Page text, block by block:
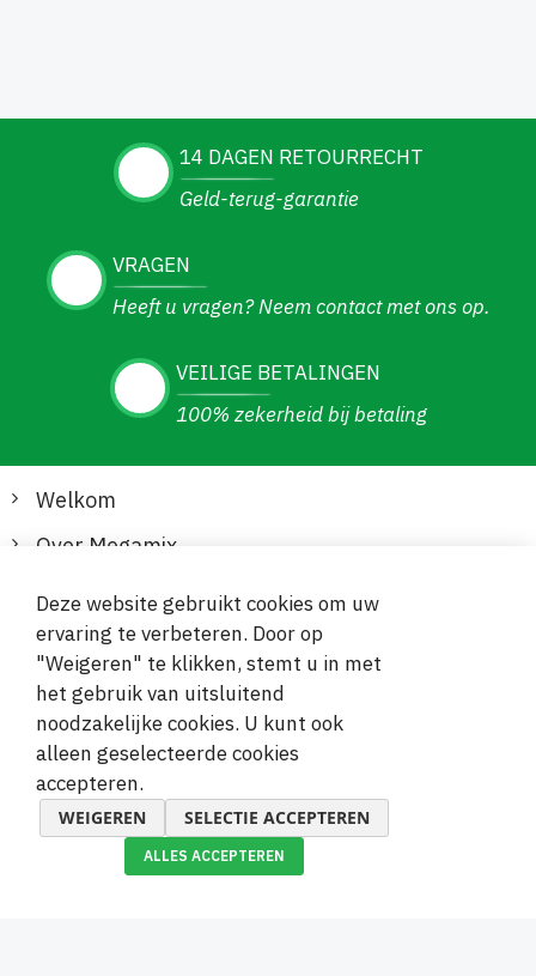
14 DAGEN RETOURRECHT
Geld-terug-garantie
VRAGEN
Heeft u vragen? Neem contact met ons op.
VEILIGE BETALINGEN
100% zekerheid bij betaling
Welkom
Over Megamix
Informatie
Klantenservice
Veilige en gemakkelijke betalingen
Deze website gebruikt cookies om uw
ervaring te verbeteren. Door op
"Weigeren" te klikken, stemt u in met
het gebruik van uitsluitend
noodzakelijke cookies. U kunt ook
alleen geselecteerde cookies
accepteren.
WEIGEREN SELECTIE ACCEPTEREN
ALLES ACCEPTEREN